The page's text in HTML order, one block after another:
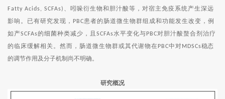
Fatty Acids, SCFAs) 、吲哚衍生物和胆汁酸等，对宿主免疫系统产生深远
影响。已有研究发现，
PBC患者的肠道微生物群组成和功能发生改变，例
如产SCFAs的细菌种类减少，且 SCFAs水平变化与 PBC对胆汁酸螯合剂治疗
的临床缓解相关。然而，肠道微生物群或其代谢物在 PBC中对 MDSCs稳态
的调节作用及分子机制尚不明确。
研究概况